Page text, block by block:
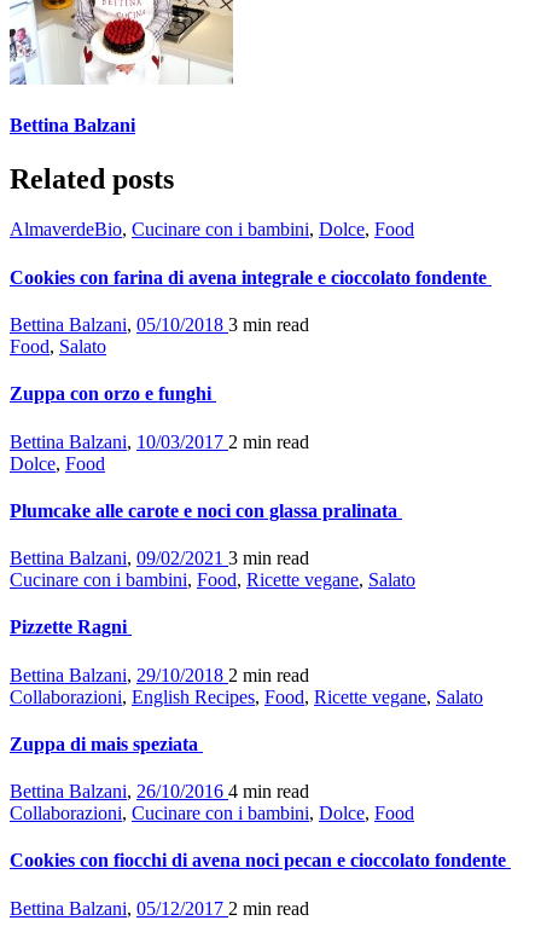
Bettina Balzani
Related posts
AlmaverdeBio, Cucinare con i bambini, Dolce, Food
Cookies con farina di avena integrale e cioccolato fondente
Bettina Balzani, 05/10/2018 3 min read
Food, Salato
Zuppa con orzo e funghi
Bettina Balzani, 10/03/2017 2 min read
Dolce, Food
Plumcake alle carote e noci con glassa pralinata
Bettina Balzani, 09/02/2021 3 min read
Cucinare con i bambini, Food, Ricette vegane, Salato
Pizzette Ragni
Bettina Balzani, 29/10/2018 2 min read
Collaborazioni, English Recipes, Food, Ricette vegane, Salato
Zuppa di mais speziata
Bettina Balzani, 26/10/2016 4 min read
Collaborazioni, Cucinare con i bambini, Dolce, Food
Cookies con fiocchi di avena noci pecan e cioccolato fondente
Bettina Balzani, 05/12/2017 2 min read